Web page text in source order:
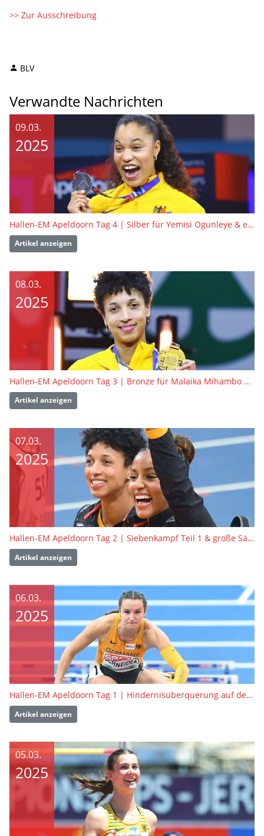
>> Zur Ausschreibung
BLV
Verwandte Nachrichten
09.03.
2025
Hallen-EM Apeldoorn Tag 4 | Silber für Yemisi Ogunleye & ein gelungenes Debüt
Artikel anzeigen
08.03.
2025
Hallen-EM Apeldoorn Tag 3 | Bronze für Malaika Mihambo & Siebenkampf Teil 2
Artikel anzeigen
07.03.
2025
Hallen-EM Apeldoorn Tag 2 | Siebenkampf Teil 1 & große Sätze
Artikel anzeigen
06.03.
2025
Hallen-EM Apeldoorn Tag 1 | Hindernisüberquerung auf der Bahn & in der Luft
Artikel anzeigen
05.03.
2025